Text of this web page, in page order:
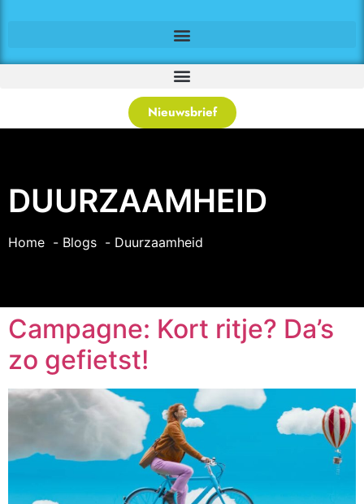
Nieuwsbrief
DUURZAAMHEID
Home Blogs Duurzaamheid
Campagne: Kort ritje? Da’s
zo gefietst!